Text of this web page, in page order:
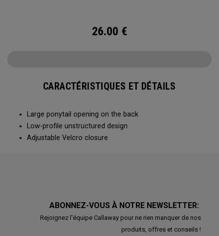
26.00 €
CARACTÉRISTIQUES ET DÉTAILS
Large ponytail opening on the back​​
Low-profile unstructured design​​
Adjustable Velcro closure​​​
ABONNEZ-VOUS À NOTRE NEWSLETTER:
Rejoignez l'équipe Callaway pour ne rien manquer de nos
produits, offres et conseils !